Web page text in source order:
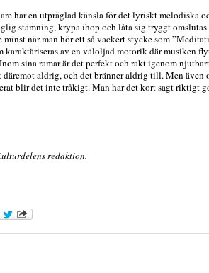
har en utpräglad känsla för det lyriskt melodiska
stämning, krypa ihop och låta sig tryggt omslutas
när man hör ett så vackert stycke som
karaktäriseras av en väloljad motorik där musiken
sina ramar är det perfekt och rakt igenom
aldrig, och det bränner aldrig till. Men även
blir det inte tråkigt. Man har det kort sagt riktigt
redaktion.